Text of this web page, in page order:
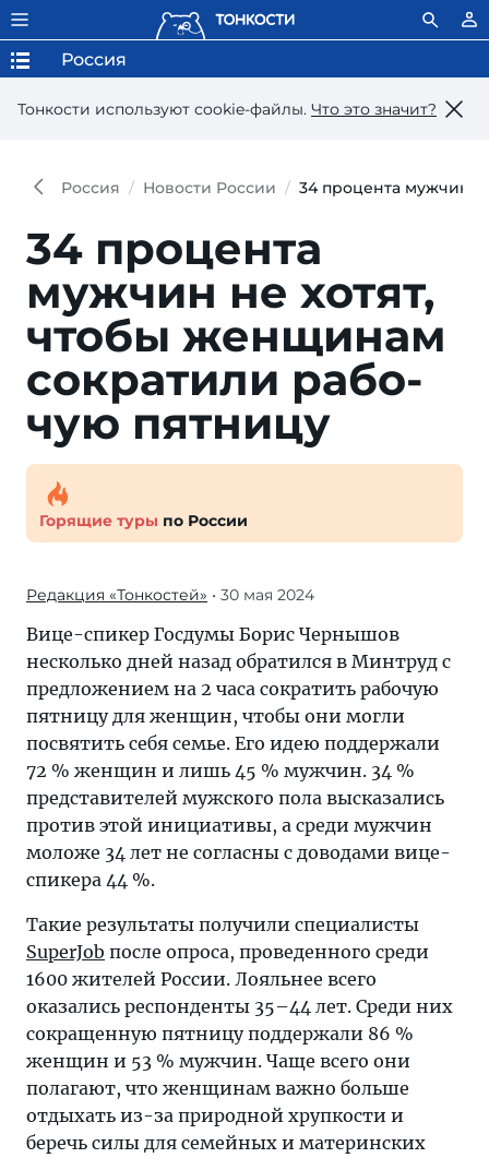
Тонкости используют сookie-файлы. Что это значит?
Россия
Россия Новости России 34 процента мужчин
34 процента
мужчин не хотят,
чтобы жен­щинам
сокра­тили рабо­
чую пятницу
Горящие туры по России
Редакция «Тонкостей» • 30 мая 2024
Вице-спикер Госдумы Борис Чернышов
несколько дней назад обратился в Минтруд с
предложением на 2 часа сократить рабочую
пятницу для женщин, чтобы они могли
посвятить себя семье. Его идею поддержали
72 % женщин и лишь 45 % мужчин. 34 %
представителей мужского пола высказались
против этой инициативы, а среди мужчин
моложе 34 лет не согласны с доводами вице-
спикера 44 %.
Такие результаты получили специалисты
SuperJob после опроса, проведенного среди
1600 жителей России. Лояльнее всего
оказались респонденты 35–44 лет. Среди них
сокращенную пятницу поддержали 86 %
женщин и 53 % мужчин. Чаще всего они
полагают, что женщинам важно больше
отдыхать из-за природной хрупкости и
беречь силы для семейных и материнских